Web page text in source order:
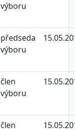
výboru
předseda
výboru
člen
výboru
člen